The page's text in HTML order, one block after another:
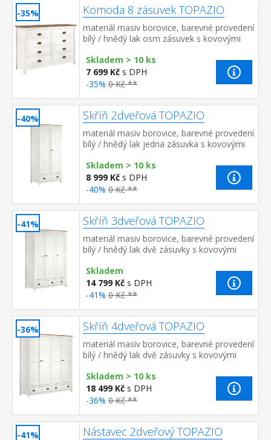
-35% Komoda 8 zásuvek TOPAZIO
materiál masiv borovice, barevné provedení
bílý / hnědý lak osm zásuvek s kovovými
49,5 × 33,5 × 9 cm
Skladem > 10 ks
7 699 Kč s DPH
-35% 0 Kč **
-40% Skříň 2dveřová TOPAZIO
materiál masiv borovice, barevné provedení
bílý / hnědý lak jedna zásuvka s kovovými
šatní tyč&nbs...
Skladem > 10 ks
8 999 Kč s DPH
-40% 0 Kč **
-41% Skříň 3dveřová TOPAZIO
materiál masiv borovice, barevné provedení
bílý / hnědý lak dvě zásuvky s kovovými
pravé části ...
Skladem
14 799 Kč s DPH
-41% 0 Kč **
-36% Skříň 4dveřová TOPAZIO
materiál masiv borovice, barevné provedení
bílý / hnědý lak dvě zásuvky s kovovými
pravé části ...
Skladem > 10 ks
18 499 Kč s DPH
-36% 0 Kč **
-41% Nástavec 2dveřový TOPAZIO